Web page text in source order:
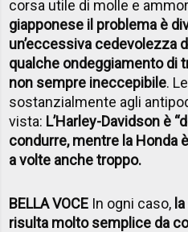
corsa utile di molle e
giapponese il problema è
un’eccessiva cedevolezza
qualche ondeggiamento di
non sempre ineccepibile.
sostanzialmente agli
vista: L’Harley-Davidson è
condurre, mentre la Honda
a volte anche troppo.
BELLA VOCE In ogni caso,
risulta molto semplice da